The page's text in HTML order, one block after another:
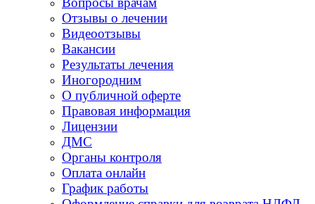
Отзывы о лечении
Видеоотзывы
Вакансии
Результаты лечения
Иногородним
О публичной оферте
Правовая информация
Лицензии
ДМС
Органы контроля
Оплата онлайн
График работы